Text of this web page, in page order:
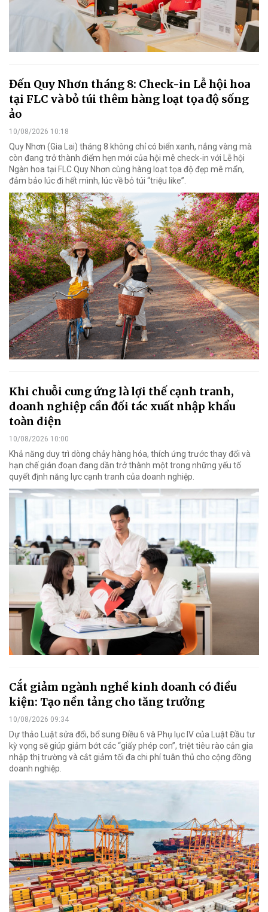
Đến Quy Nhơn tháng 8: Check-in Lễ hội hoa
tại FLC và bỏ túi thêm hàng loạt tọa độ sống
ảo
10/08/2026 10:18
Quy Nhơn (Gia Lai) tháng 8 không chỉ có biển xanh, nắng vàng mà
còn đang trở thành điểm hẹn mới của hội mê check-in với Lễ hội
Ngàn hoa tại FLC Quy Nhơn cùng hàng loạt tọa độ đẹp mê mẩn,
đảm bảo lúc đi hết mình, lúc về bỏ túi “triệu like”.
Khi chuỗi cung ứng là lợi thế cạnh tranh,
doanh nghiệp cần đối tác xuất nhập khẩu
toàn diện
10/08/2026 10:00
Khả năng duy trì dòng chảy hàng hóa, thích ứng trước thay đổi và
hạn chế gián đoạn đang dần trở thành một trong những yếu tố
quyết định năng lực cạnh tranh của doanh nghiệp.
Cắt giảm ngành nghề kinh doanh có điều
kiện: Tạo nền tảng cho tăng trưởng
10/08/2026 09:34
Dự thảo Luật sửa đổi, bổ sung Điều 6 và Phụ lục IV của Luật Đầu tư
kỳ vọng sẽ giúp giảm bớt các “giấy phép con”, triệt tiêu rào cản gia
nhập thị trường và cắt giảm tối đa chi phí tuân thủ cho cộng đồng
doanh nghiệp.